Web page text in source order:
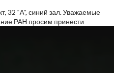
32 "А", синий зал. Уважаемые
РАН просим принести